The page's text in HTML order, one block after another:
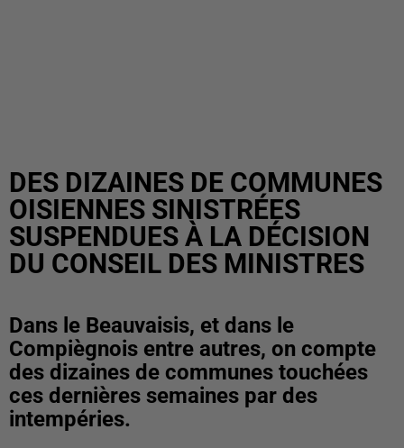
DES DIZAINES DE COMMUNES
OISIENNES SINISTRÉES
SUSPENDUES À LA DÉCISION
DU CONSEIL DES MINISTRES
Dans le Beauvaisis, et dans le
Compiègnois entre autres, on compte
des dizaines de communes touchées
ces dernières semaines par des
intempéries.